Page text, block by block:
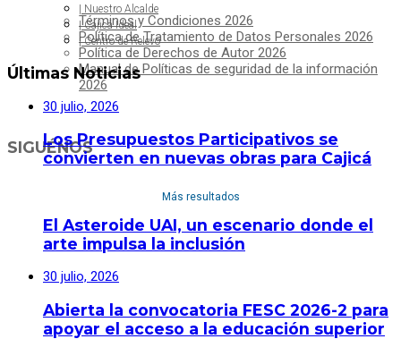
Términos y Condiciones 2026
Política de Tratamiento de Datos Personales 2026
Política de Derechos de Autor 2026
Manual de Políticas de seguridad de la información
2026
SIGUÉNOS
Más resultados
| Nuestro Alcalde
| Cajicá Ideal
| Centro de Relevo
Últimas Noticias
30 julio, 2026
Los Presupuestos Participativos se
convierten en nuevas obras para Cajicá
El Asteroide UAI, un escenario donde el
arte impulsa la inclusión
30 julio, 2026
Abierta la convocatoria FESC 2026-2 para
apoyar el acceso a la educación superior